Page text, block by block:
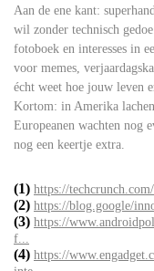
Aan de ene kant:
wil zonder technisch
fotoboek en interesses in
voor memes,
écht weet hoe jouw leven
Kortom: in Amerika
Europeanen wachten nog
nog een keertje extra.
(1) https://
(2) https://blog.google/
(3) https://
f...
(4) https://